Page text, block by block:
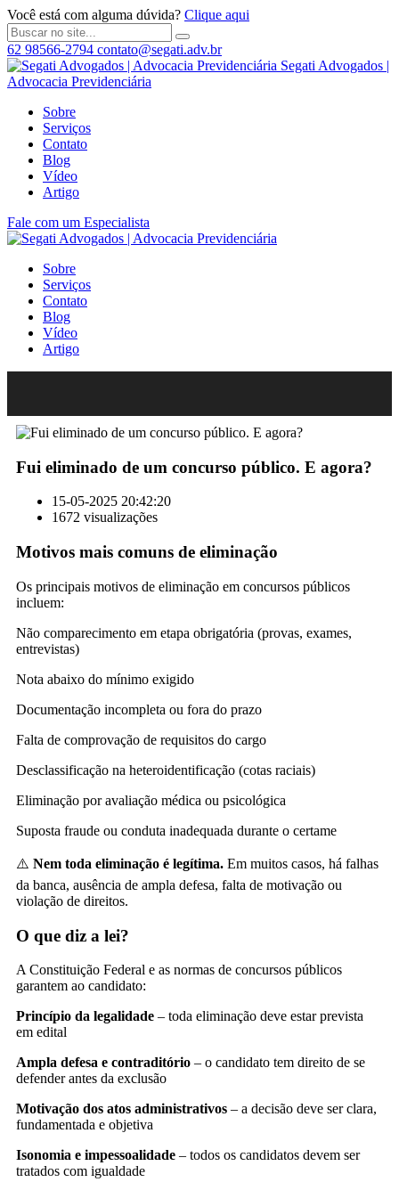
Você está com alguma dúvida? Clique aqui
62 98566-2794 contato@segati.adv.br
Segati Advogados |
Advocacia Previdenciária
Sobre
Serviços
Contato
Blog
Vídeo
Artigo
Fale com um Especialista
Sobre
Serviços
Contato
Blog
Vídeo
Artigo
Fui eliminado de um concurso público. E agora?
15-05-2025 20:42:20
1672 visualizações
Motivos mais comuns de eliminação
Os principais motivos de eliminação em concursos públicos
incluem:
Não comparecimento em etapa obrigatória (provas, exames,
entrevistas)
Nota abaixo do mínimo exigido
Documentação incompleta ou fora do prazo
Falta de comprovação de requisitos do cargo
Desclassificação na heteroidentificação (cotas raciais)
Eliminação por avaliação médica ou psicológica
Suposta fraude ou conduta inadequada durante o certame
⚠️ Nem toda eliminação é legítima. Em muitos casos, há falhas
da banca, ausência de ampla defesa, falta de motivação ou
violação de direitos.
O que diz a lei?
A Constituição Federal e as normas de concursos públicos
garantem ao candidato:
Princípio da legalidade – toda eliminação deve estar prevista
em edital
Ampla defesa e contraditório – o candidato tem direito de se
defender antes da exclusão
Motivação dos atos administrativos – a decisão deve ser clara,
fundamentada e objetiva
Isonomia e impessoalidade – todos os candidatos devem ser
tratados com igualdade